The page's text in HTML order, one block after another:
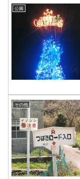
公園
その他